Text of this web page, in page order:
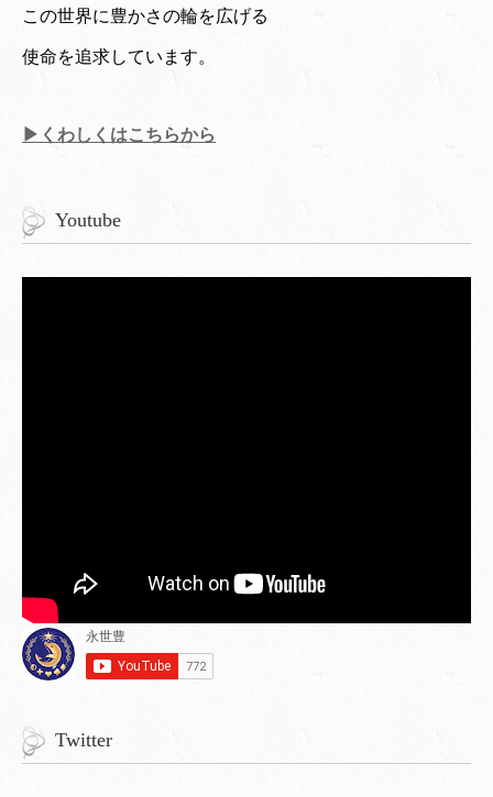
この世界に豊かさの輪を広げる
使命を追求しています。
▶くわしくはこちらから
Youtube
Twitter